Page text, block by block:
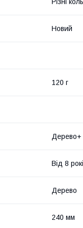
Новий
120 г
Від 8
Дерево
240 мм